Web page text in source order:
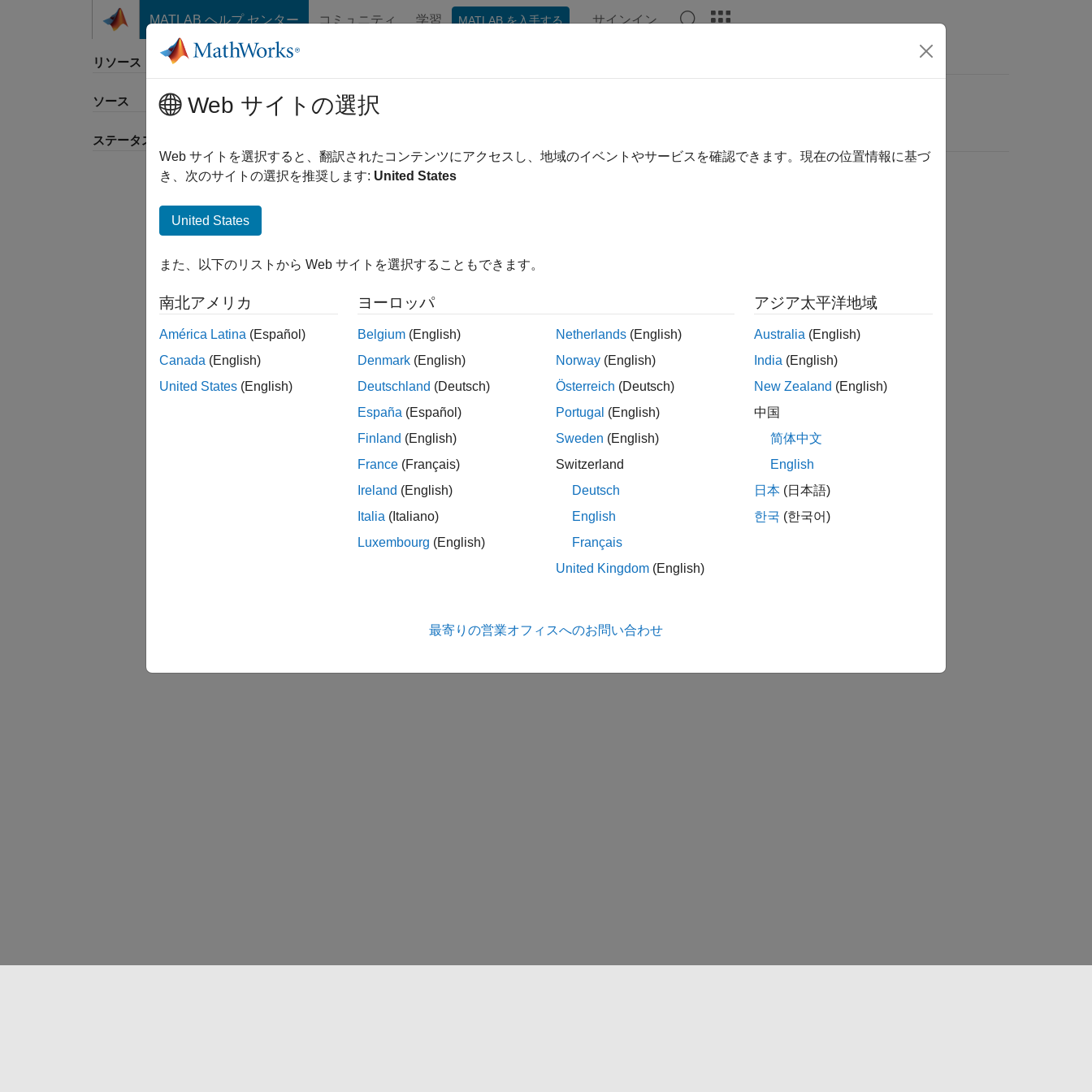
コンテンツへスキップ
MATLAB ヘルプ センター コミュニティ 学習 MATLAB を入手する サインイン
リソース
ソース
ステータス
並べ替え
Web サイトの選択
Web サイトを選択すると、翻訳されたコンテンツにアクセスし、地域のイベントやサービスを確認できます。現在の位置情報に基づ
き、次のサイトの選択を推奨します: United States
United States
また、以下のリストから Web サイトを選択することもできます。
南北アメリカ
América Latina (Español)
Canada (English)
United States (English)
ヨーロッパ
Belgium (English)
Denmark (English)
Deutschland (Deutsch)
España (Español)
Finland (English)
France (Français)
Ireland (English)
Italia (Italiano)
Luxembourg (English)
Netherlands (English)
Norway (English)
Österreich (Deutsch)
Portugal (English)
Sweden (English)
Switzerland
Deutsch
English
Français
United Kingdom (English)
アジア太平洋地域
Australia (English)
India (English)
New Zealand (English)
中国
简体中文
English
日本 (日本語)
한국 (한국어)
最寄りの営業オフィスへのお問い合わせ